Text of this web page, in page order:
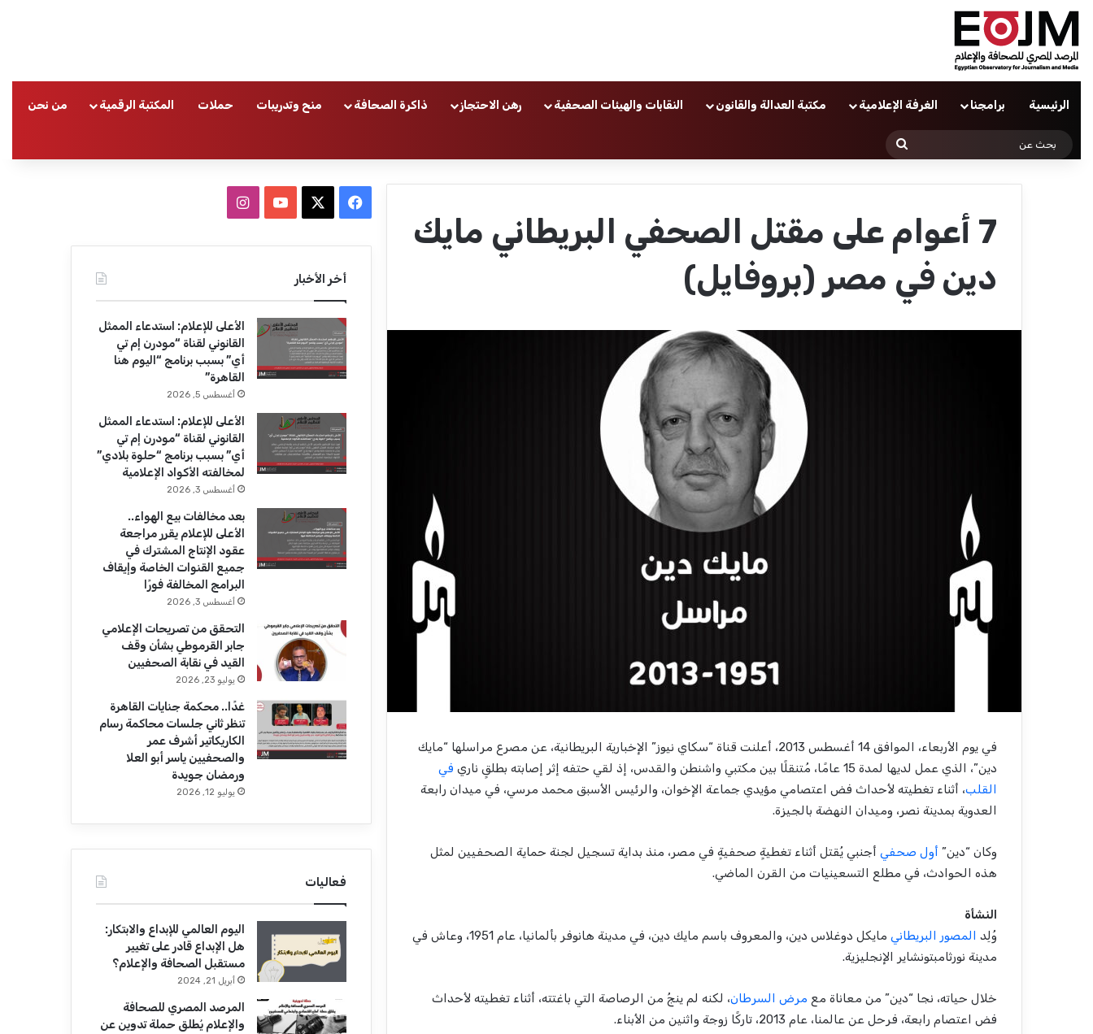
الرئيسية برامجنا الغرفة الإعلامية مكتبة العدالة والقانون النقابات والهيئات الصحفية رهن الاحتجاز ذاكرة الصحافة منح وتدريبات حملات المكتبة الرقمية من نحن
7 أعوام على مقتل الصحفي البريطاني مايك
دين في مصر (بروفايل)
في يوم الأربعاء، الموافق 14 أغسطس 2013، أعلنت قناة “سكاي نيوز” الإخبارية البريطانية، عن مصرع مراسلها “مايك
دين”، الذي عمل لديها لمدة 15 عامًا، مُتنقلًا بين مكتبي واشنطن والقدس، إذ لقي حتفه إثر إصابته بطلقٍ ناري
في
القلب، أثناء تغطيته لأحداث فض اعتصامي مؤيدي جماعة الإخوان، والرئيس الأسبق محمد مرسي، في ميدان رابعة
العدوية بمدينة نصر، وميدان النهضة بالجيزة.
وكان “دين” أول صحفي أجنبي يُقتل أثناء تغطيةٍ صحفيةٍ في مصر، منذ بداية تسجيل لجنة حماية الصحفيين لمثل
هذه الحوادث، في مطلع التسعينيات من القرن الماضي.
النشأة
وُلِد المصور البريطاني
مايكل دوغلاس دين، والمعروف باسم مايك دين، في مدينة هانوفر بألمانيا، عام 1951، وعاش في
مدينة نورثامبتونشاير الإنجليزية.
خلال حياته، نجا “دين” من معاناة مع مرض السرطان، لكنه لم ينجُ من الرصاصة التي باغتته، أثناء تغطيته لأحداث
فض اعتصام رابعة، فرحل عن عالمنا، عام 2013، تاركًا زوجة واثنين من الأبناء.
ب
و
ك
u
T
u
e
ا
ت
ق
ر
ا
م
أخر الأخبار
الأعلى للإعلام: استدعاء الممثل
القانوني لقناة “مودرن إم تي
أي” بسبب برنامج “اليوم هنا
القاهرة”
أغسطس 5, 2026
الأعلى للإعلام: استدعاء الممثل
القانوني لقناة “مودرن إم تي
أي” بسبب برنامج “حلوة بلادي”
لمخالفته الأكواد الإعلامية
أغسطس 3, 2026
بعد مخالفات بيع الهواء..
الأعلى للإعلام يقرر مراجعة
عقود الإنتاج المشترك في
جميع القنوات الخاصة وإيقاف
البرامج المخالفة فورًا
أغسطس 3, 2026
التحقق من تصريحات الإعلامي
جابر القرموطي بشأن وقف
القيد في نقابة الصحفيين
يوليو 23, 2026
غدًا.. محكمة جنايات القاهرة
تنظر ثاني جلسات محاكمة رسام
الكاريكاتير أشرف عمر
والصحفيين ياسر أبو العلا
ورمضان جويدة
يوليو 12, 2026
فعاليات
اليوم العالمي للإبداع والابتكار:
هل الإبداع قادر على تغيير
مستقبل الصحافة والإعلام؟
أبريل 21, 2024
المرصد المصري للصحافة
والإعلام يُطلق حملة تدوين عن